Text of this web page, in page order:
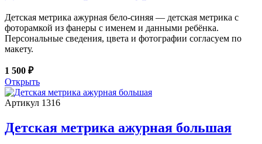
Детская метрика ажурная бело-синяя — детская метрика с
фоторамкой из фанеры с именем и данными ребёнка.
Персональные сведения, цвета и фотографии согласуем по
макету.
1 500 ₽
Открыть
Артикул 1316
Детская метрика ажурная большая